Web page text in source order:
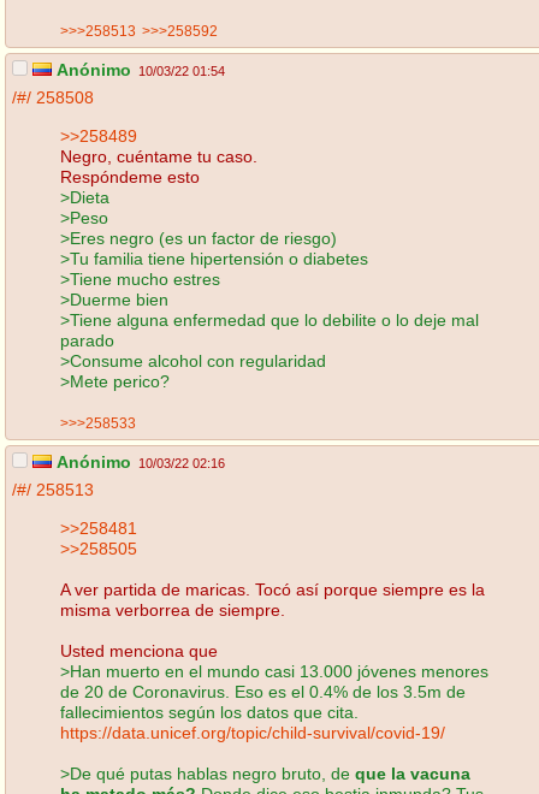
>>>258513 >>>258592
Anónimo 10/03/22 01:54
/#/ 258508
>>258489
Negro, cuéntame tu caso.
Respóndeme esto
>Dieta
>Peso
>Eres negro (es un factor de riesgo)
>Tu familia tiene hipertensión o diabetes
>Tiene mucho estres
>Duerme bien
>Tiene alguna enfermedad que lo debilite o lo deje mal
parado
>Consume alcohol con regularidad
>Mete perico?
>>>258533
Anónimo 10/03/22 02:16
/#/ 258513
>>258481
>>258505
A ver partida de maricas. Tocó así porque siempre es la
misma verborrea de siempre.
Usted menciona que
>Han muerto en el mundo casi 13.000 jóvenes menores
de 20 de Coronavirus. Eso es el 0.4% de los 3.5m de
fallecimientos según los datos que cita.
https://data.unicef.org/topic/child-survival/covid-19/
>De qué putas hablas negro bruto, de que la vacuna